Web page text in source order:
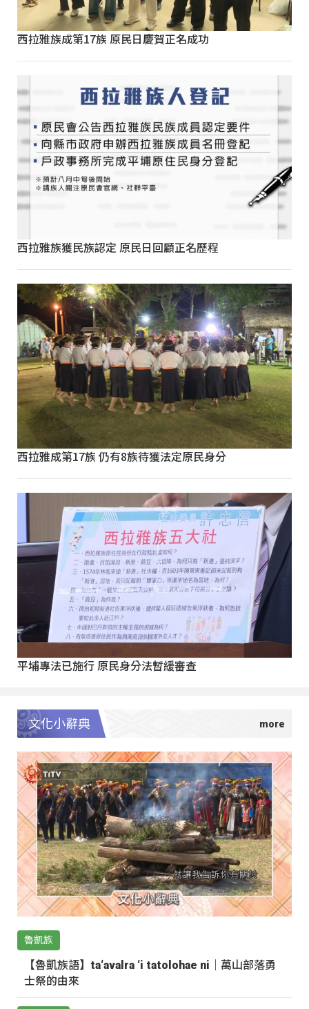
西拉雅族成第17族 原民日慶賀正名成功
西拉雅族獲民族認定 原民日回顧正名歷程
西拉雅成第17族 仍有8族待獲法定原民身分
平埔專法已施行 原民身分法暫緩審查
文化小辭典
魯凱族
【魯凱族語】ta‘avalra ‘i tatolohae ni｜萬山部落勇
士祭的由來